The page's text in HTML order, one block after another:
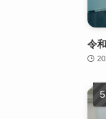
令